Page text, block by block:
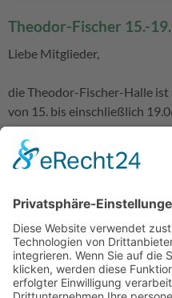
Theodor-Fischer 15.-
Liebe Mitglieder,
die Theodor-Fischer-Halle
von 15. bis einschließlich
gesperrt.
Des Weiteren ist die
124 ab Freitag 26.06. bis
Wir bitten um euer
Zurück
Kontakt• Presse•Impressum•